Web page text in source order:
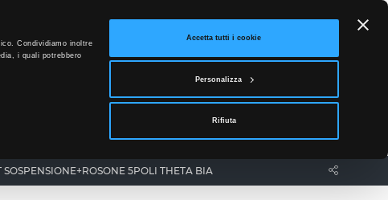
Condividiamo inoltre
i quali potrebbero
Accetta tutti i cookie
Personalizza
Rifiuta
Accedi
News Contatti
SOSPENSIONE+ROSONE 5POLI THETA BIA